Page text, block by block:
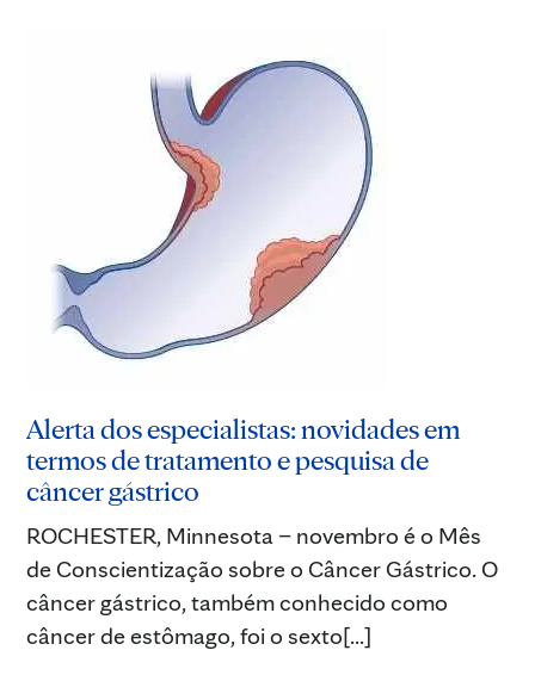
Alerta dos especialistas: novidades em
termos de tratamento e pesquisa de
câncer gástrico
ROCHESTER, Minnesota – novembro é o Mês
de Conscientização sobre o Câncer Gástrico. O
câncer gástrico, também conhecido como
câncer de estômago, foi o sexto[...]